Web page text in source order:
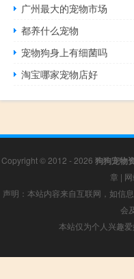
广州最大的宠物市场
都养什么宠物
宠物狗身上有细菌吗
淘宝哪家宠物店好
Copyright © 2012 - 2026 狗狗宠物
章 |
声明：本站内容来自互联网，如信
会
本站仅为个人兴趣